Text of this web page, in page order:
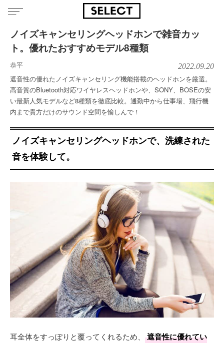
ノイズキャンセリングヘッドホンで雑音カッ
ト。優れたおすすめモデル8種類
恭平 2022.09.20
遮音性の優れたノイズキャンセリング機能搭載のヘッドホンを厳選。
高音質のBluetooth対応ワイヤレスヘッドホンや、SONY、BOSEの安
い最新人気モデルなど8種類を徹底比較。通勤中から仕事場、飛行機
内まで貴方だけのサウンド空間を愉しんで！
ノイズキャンセリングヘッドホンで、洗練された
音を体験して。
耳全体をすっぽりと覆ってくれるため、
遮音性に優れてい